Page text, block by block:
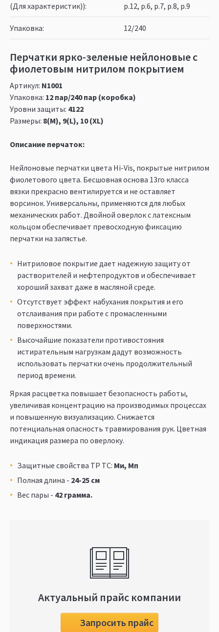
(Для характеристик))
р.12, р.6, р.7, р.8, р.9
Упаковка 12/240
Перчатки ярко-зеленые нейлоновые с
фиолетовым нитрилом покрытием
Артикул: N1001
Упаковка: 12 пар/240 пар (коробка)
Уровни защиты: 4122
Размеры: 8(M), 9(L), 10 (XL)
Описание перчаток:
Нейлоновые перчатки цвета Hi-Vis, покрытые нитрилом
фиолетового цвета. Бесшовная основа 13го класса
вязки прекрасно вентилируется и не оставляет
ворсинок. Универсальны, применяются для любых
механических работ. Двойной оверлок с латексным
кольцом обеспечивает превосходную фиксацию
перчатки на запястье.
Нитриловое покрытие дает надежную защиту от
растворителей и нефтепродуктов и обеспечивает
хороший захват даже в масляной среде.
Отсутствует эффект набухания покрытия и его
отслаивания при работе с промасленными
поверхностями.
Высочайшие показатели противостояния
истирательным нагрузкам дадут возможность
использовать перчатки очень продолжительный
период времени.
Яркая расцветка повышает безопасность работы,
увеличивая концентрацию на производимых процессах
и повышенную визуализацию. Снижается
потенциальная опасность травмирования рук. Цветная
индикация размера по оверлоку.
Защитные свойства ТР ТС: Ми, Мп
Полная длина - 24-25 см
Вес пары - 42 грамма.
Актуальный прайс компании
Запросить прайс